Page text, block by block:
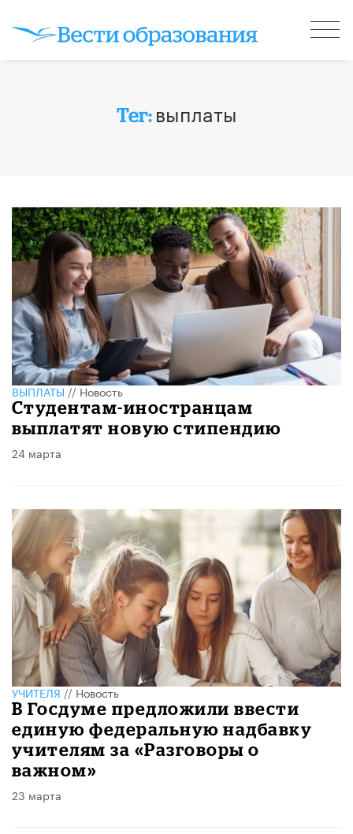
Тег: выплаты
ВЫПЛАТЫ//Новость
Студентам-иностранцам
выплатят новую стипендию
24 марта
УЧИТЕЛЯ//Новость
В Госдуме предложили ввести
единую федеральную надбавку
учителям за «Разговоры о
важном»
23 марта